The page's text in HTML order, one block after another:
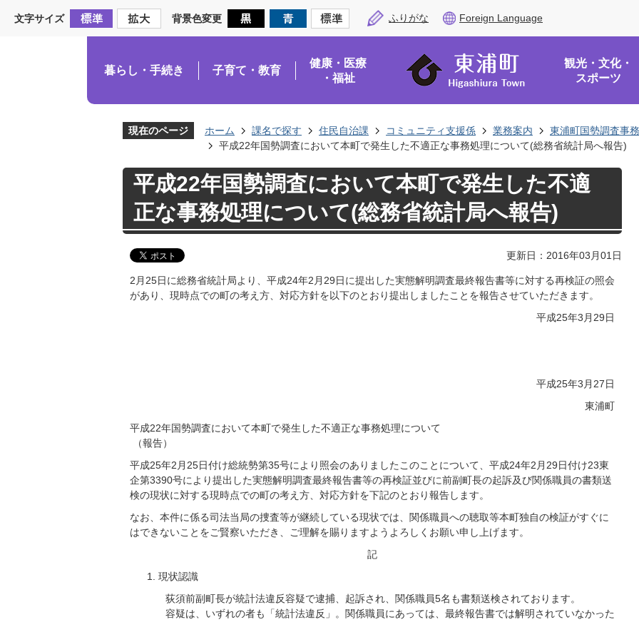
文字サイズ 背景色変更 ふりがな Foreign Language
暮らし・手続き 子育て・教育
健康・医療
・福祉
観光・文化・
スポーツ
現在のページ ホーム 課名で探す 住民自治課 コミュニティ支援係 業務案内
東浦町国勢調査事
平成22年国勢調査において本町で発生した不適正な事務処理について(総務省統計局へ報告)
平成22年国勢調査において本町で発生した不適
正な事務処理について(総務省統計局へ報告)
更新日：2016年03月01日
2月25日に総務省統計局より、平成24年2月29日に提出した実態解明調査最終報告書等に対する再検証の照会
があり、現時点での町の考え方、対応方針を以下のとおり提出しましたことを報告させていただきます。
平成25年3月29日
平成25年3月27日
東浦町
平成22年国勢調査において本町で発生した不適正な事務処理について
（報告）
平成25年2月25日付け総統勢第35号により照会のありましたこのことについて、平成24年2月29日付け23東
企第3390号により提出した実態解明調査最終報告書等の再検証並びに前副町長の起訴及び関係職員の書類送
検の現状に対する現時点での町の考え方、対応方針を下記のとおり報告します。
なお、本件に係る司法当局の捜査等が継続している現状では、関係職員への聴取等本町独自の検証がすぐに
はできないことをご賢察いただき、ご理解を賜りますようよろしくお願い申し上げます。
記
現状認識
荻須前副町長が統計法違反容疑で逮捕、起訴され、関係職員5名も書類送検されております。
容疑は、いずれの者も「統計法違反」。関係職員にあっては、最終報告書では解明されていなかった